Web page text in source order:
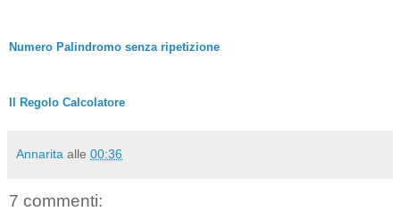
Numero Palindromo senza ripetizione
Il Regolo Calcolatore
Annarita alle 00:36
7 commenti: